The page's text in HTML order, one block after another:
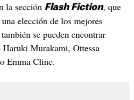
la sección Flash Fiction, que
elección de los mejores
se pueden encontrar
Haruki Murakami, Ottessa
Emma Cline.